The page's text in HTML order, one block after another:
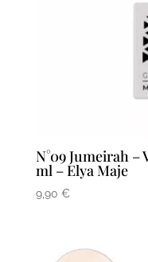
N°09 Jumeirah –
ml – Elya Maje
9,90 €